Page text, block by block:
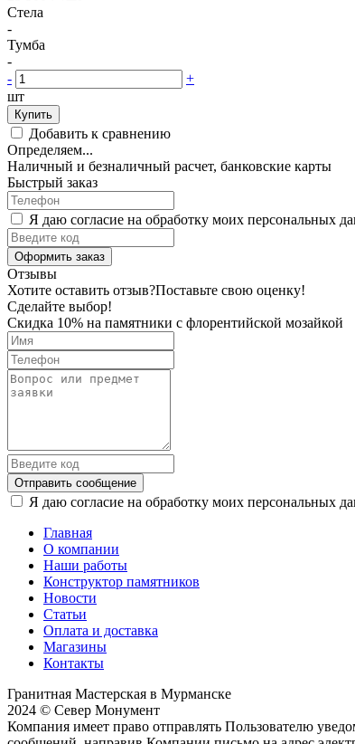
Стела
-
Тумба
-
-
+
шт
Купить
Добавить к сравнению
Определяем...
Наличный и безналичный расчет, банковские карты
Быстрый заказ
Я даю согласие на обработку моих персональных
Оформить заказ
Отзывы
Хотите оставить отзыв?Поставьте свою оценку!
Сделайте выбор!
Скидка 10% на памятники с флорентийской мозайкой
Отправить сообщение
Я даю согласие на обработку моих персональных
Главная
О компании
Наши работы
Конструктор памятников
Новости
Статьи
Оплата и доставка
Магазины
Контакты
Гранитная Мастерская в Мурманске
2024 © Север Монумент
Компания имеет право отправлять Пользователю